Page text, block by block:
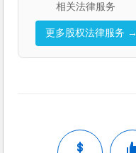
相关法律服务
更多股权法律服务 →